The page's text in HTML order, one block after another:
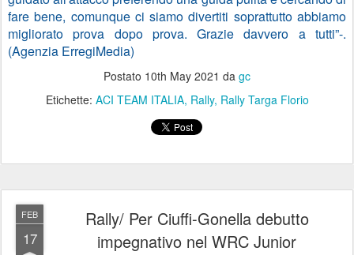
fare bene, comunque ci siamo divertiti soprattutto abbiamo
migliorato prova dopo prova. Grazie davvero a tutti”-.
(Agenzia ErregiMedia)
Postato 10th May 2021 da gc
Etichette: ACI TEAM ITALIA Rally Rally Targa Florio
FEB
17
Rally/ Per Ciuffi-Gonella debutto
impegnativo nel WRC Junior